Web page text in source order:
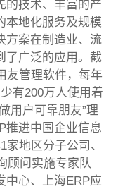
的技术、丰富的产
本地化服务及规模
方案在制造业、流
了广泛的应用。截
友管理软件，每年
有200万人使用着
用户可靠朋友”理
推进中国企业信息
地区分子公司、
顾问实施专家队
中心、上海ERP应